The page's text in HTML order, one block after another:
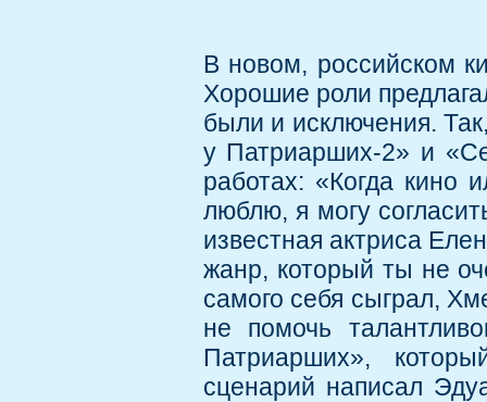
В новом, российском
Хорошие роли
были и исключения.
у Патриарших-2» и
работах: «Когда кино
люблю, я могу
известная актриса
жанр, который ты не
самого себя сыграл,
не помочь
Патриарших»,
сценарий написал